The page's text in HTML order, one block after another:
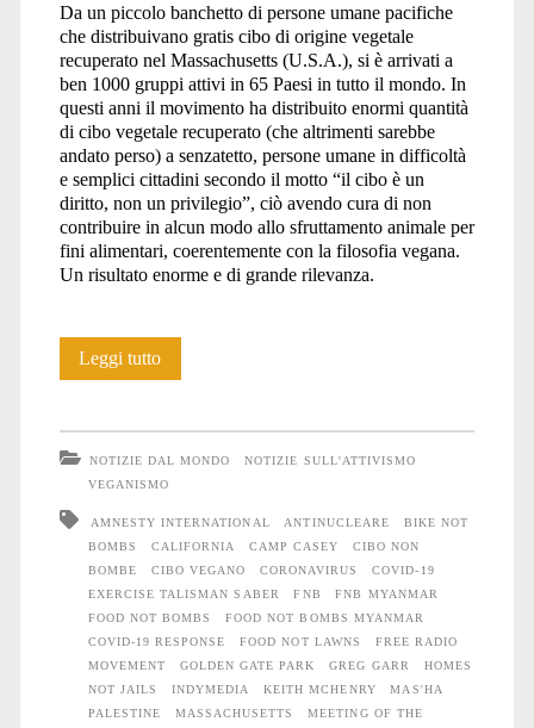
Da un piccolo banchetto di persone umane pacifiche
che distribuivano gratis cibo di origine vegetale
recuperato nel Massachusetts (U.S.A.), si è arrivati a
ben 1000 gruppi attivi in 65 Paesi in tutto il mondo. In
questi anni il movimento ha distribuito enormi quantità
di cibo vegetale recuperato (che altrimenti sarebbe
andato perso) a senzatetto, persone umane in difficoltà
e semplici cittadini secondo il motto “il cibo è un
diritto, non un privilegio”, ciò avendo cura di non
contribuire in alcun modo allo sfruttamento animale per
fini alimentari, coerentemente con la filosofia vegana.
Un risultato enorme e di grande rilevanza.
Leggi tuttoFood
ha
compiuto
40
anni!
NOTIZIE DAL MONDO
NOTIZIE SULL'ATTIVISMO
VEGANISMO
AMNESTY INTERNATIONAL ANTINUCLEARE
BIKE NOT
BOMBS
CALIFORNIA CAMP CASEY
CIBO NON
BOMBE
CIBO VEGANO CORONAVIRUS
COVID-19
EXERCISE TALISMAN SABER
FNB
FNB MYANMAR
FOOD NOT BOMBS
FOOD NOT BOMBS MYANMAR
COVID-19 RESPONSE
FOOD NOT LAWNS
FREE RADIO
MOVEMENT
GOLDEN GATE PARK GREG GARR
HOMES
NOT JAILS
INDYMEDIA KEITH MCHENRY
MAS'HA
PALESTINE
MASSACHUSETTS
MEETING OF THE